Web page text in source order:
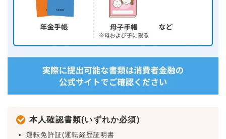
本人確認書類(いずれか必須)
運転免許証(運転経歴証明書